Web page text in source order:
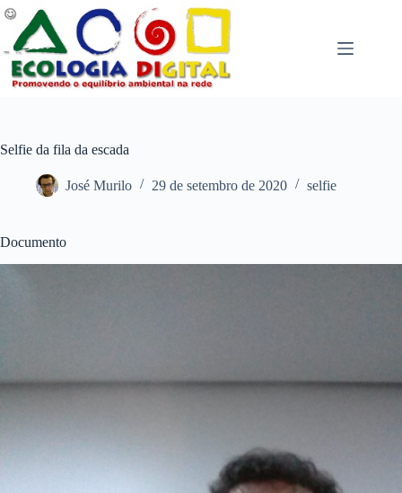
Pular
para
conteúdo
Selfie da fila da escada
José Murilo 29 de setembro de 2020 selfie
Documento